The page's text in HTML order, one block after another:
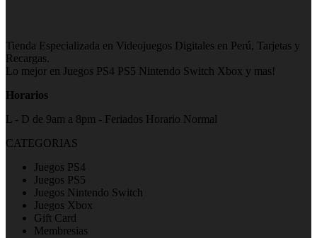
Tienda Especializada en Videojuegos Digitales en Perú, Tarjetas y
Recargas.
Lo mejor en Juegos PS4 PS5 Nintendo Switch Xbox y mas!
Horarios
L - D de 9am a 8pm - Feriados Horario Normal
CATEGORIAS
Juegos PS4
Juegos PS5
Juegos Nintendo Switch
Juegos Xbox
Gift Card
Membresias